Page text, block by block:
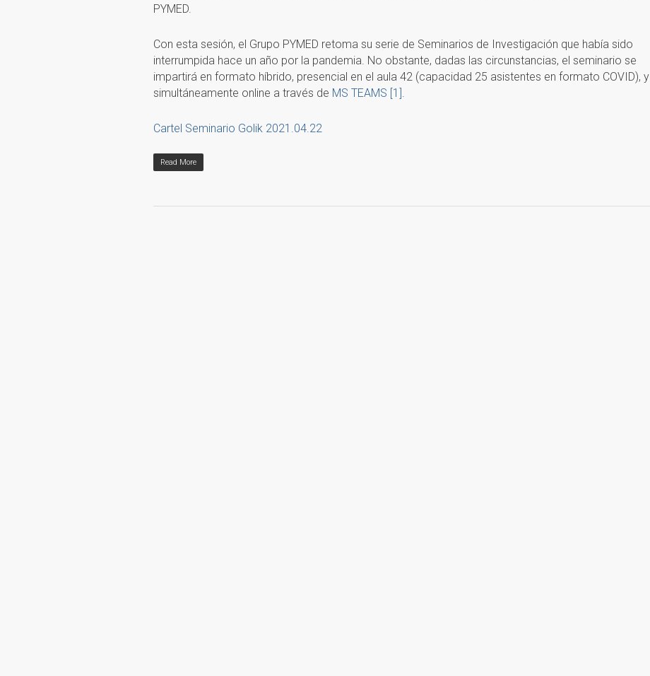
PYMED.
Con esta sesión, el Grupo PYMED retoma su serie de Seminarios de Investigación que había sido
interrumpida hace un año por la pandemia. No obstante, dadas las circunstancias, el seminario se
impartirá en formato híbrido, presencial en el aula 42 (capacidad 25 asistentes en formato COVID), y
simultáneamente online a través de MS TEAMS [1]
Cartel Seminario Golik 2021.04.22
Read More